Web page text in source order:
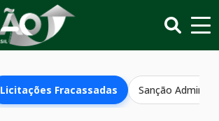
Licitações Fracassadas Sanção